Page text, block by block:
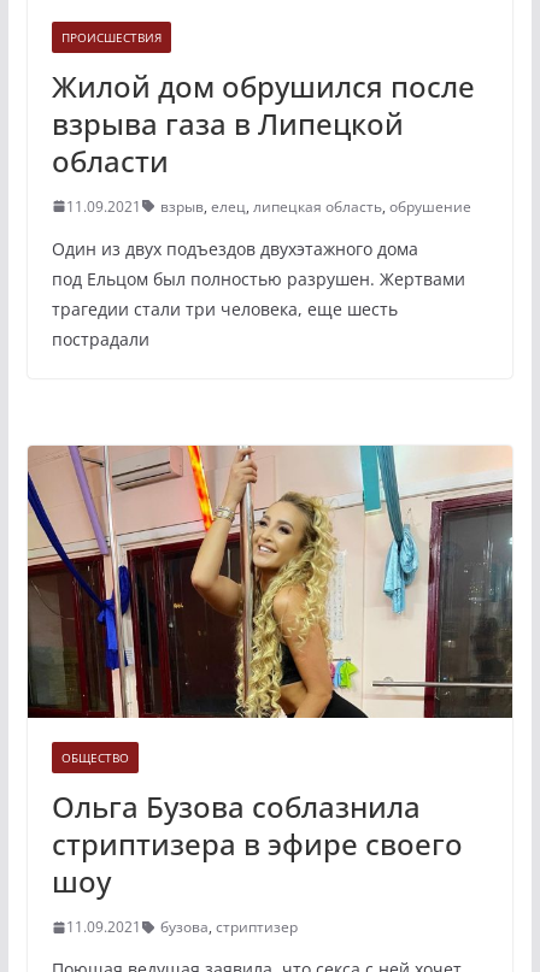
ПРОИСШЕСТВИЯ
Жилой дом обрушился после
взрыва газа в Липецкой
области
11.09.2021 взрыв, елец, липецкая область, обрушение
Один из двух подъездов двухэтажного дома
под Ельцом был полностью разрушен. Жертвами
трагедии стали три человека, еще шесть
пострадали
ОБЩЕСТВО
Ольга Бузова соблазнила
стриптизера в эфире своего
шоу
11.09.2021 бузова, стриптизер